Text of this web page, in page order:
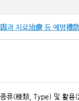
과 치료治療 등 예방禮
류(種類, Type) 및 활